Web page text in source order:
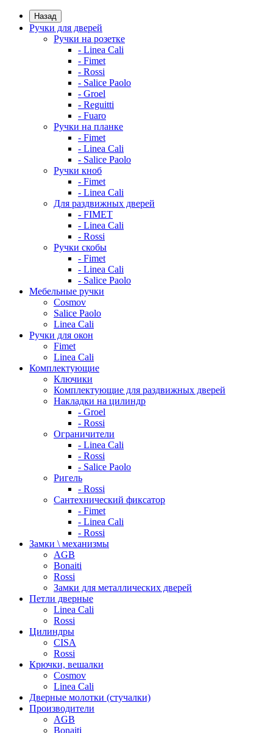
Назад
Ручки для дверей
Ручки на розетке
- Linea Cali
- Fimet
- Rossi
- Salice Paolo
- Groel
- Reguitti
- Fuaro
Ручки на планке
- Fimet
- Linea Cali
- Salice Paolo
Ручки кноб
- Fimet
- Linea Cali
Для раздвижных дверей
- FIMET
- Linea Cali
- Rossi
Ручки скобы
- Fimet
- Linea Cali
- Salice Paolo
Мебельные ручки
Cosmov
Salice Paolo
Linea Cali
Ручки для окон
Fimet
Linea Cali
Комплектующие
Ключики
Комплектующие для раздвижных дверей
Накладки на цилиндр
- Groel
- Rossi
Ограничители
- Linea Cali
- Rossi
- Salice Paolo
Ригель
- Rossi
Сантехнический фиксатор
- Fimet
- Linea Cali
- Rossi
Замки \ механизмы
AGB
Bonaiti
Rossi
Замки для металлических дверей
Петли дверные
Linea Cali
Rossi
Цилиндры
CISA
Rossi
Крючки, вешалки
Cosmov
Linea Cali
Дверные молотки (стучалки)
Производители
AGB
Bonaiti